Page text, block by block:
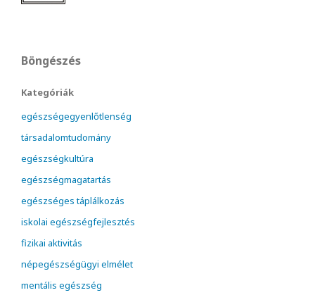
Böngészés
Kategóriák
egészségegyenlőtlenség
társadalomtudomány
egészségkultúra
egészségmagatartás
egészséges táplálkozás
iskolai egészségfejlesztés
fizikai aktivitás
népegészségügyi elmélet
mentális egészség